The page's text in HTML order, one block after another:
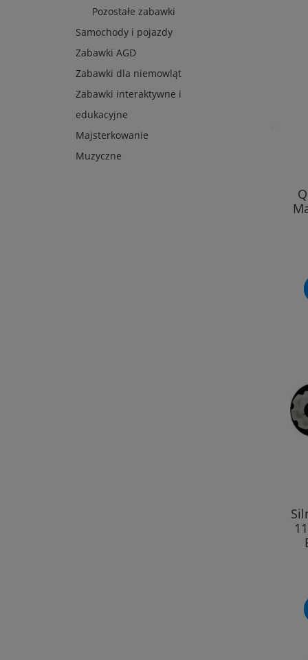
Pozostałe zabawki
Samochody i pojazdy
Zabawki AGD
Zabawki dla niemowląt
Zabawki interaktywne i
edukacyjne
Majsterkowanie
Muzyczne